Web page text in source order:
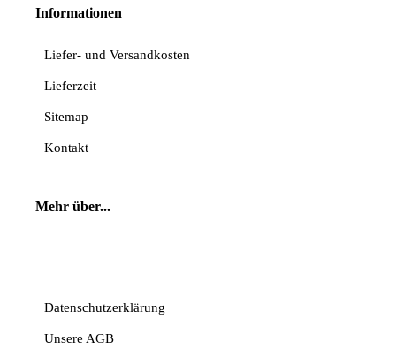
Informationen
Liefer- und Versandkosten
Lieferzeit
Sitemap
Kontakt
Mehr über...
Datenschutzerklärung
Unsere AGB